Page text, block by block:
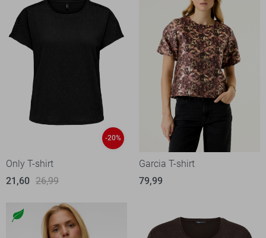
-20%
Only T-shirt
21,60 26,99
Garcia T-shirt
79,99